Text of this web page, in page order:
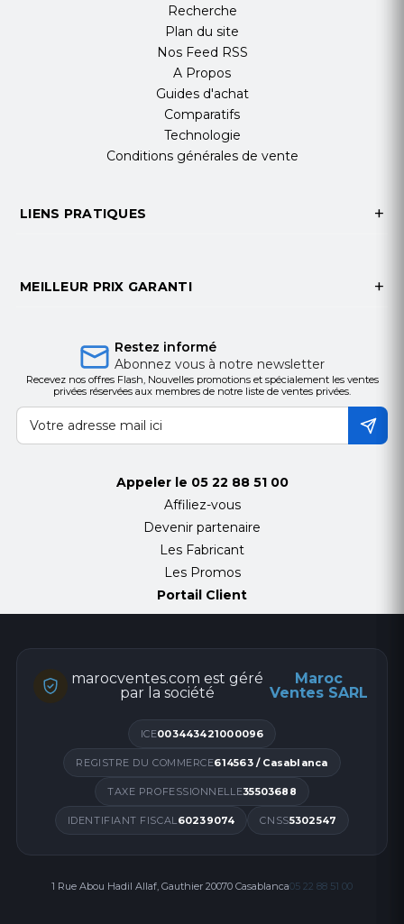
Recherche
Plan du site
Nos Feed RSS
A Propos
Guides d'achat
Comparatifs
Technologie
Conditions générales de vente
LIENS PRATIQUES
MEILLEUR PRIX GARANTI
Restez informé
Abonnez vous à notre newsletter
Recevez nos offres Flash, Nouvelles promotions et spécialement les ventes
privées réservées aux membres de notre liste de ventes privées.
Appeler le 05 22 88 51 00
Affiliez-vous
Devenir partenaire
Les Fabricant
Les Promos
Portail Client
marocventes.com est géré
par la société
Maroc
Ventes SARL
ICE003443421000096
REGISTRE DU COMMERCE614563 / Casablanca
TAXE PROFESSIONNELLE35503688
IDENTIFIANT FISCAL60239074 CNSS5302547
1 Rue Abou Hadil Allaf, Gauthier 20070 Casablanca05 22 88 51 00